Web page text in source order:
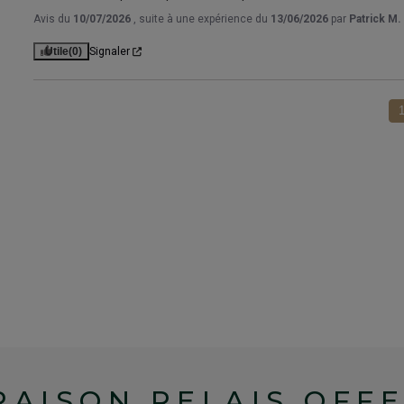
Avis du 10/07/2026 , suite à une expérience du 13/06/2026 par Patrick M.
Utile(0) Signaler
1